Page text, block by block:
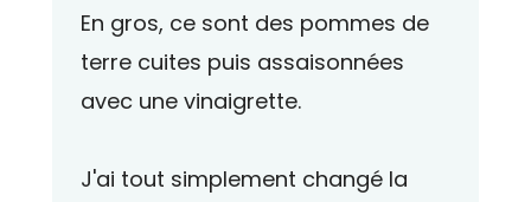
En gros, ce sont des pommes de
terre cuites puis assaisonnées
avec une vinaigrette.
J'ai tout simplement changé la